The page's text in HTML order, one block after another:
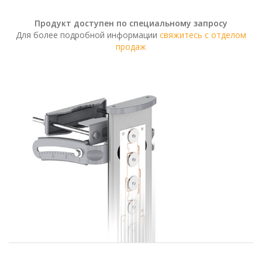
LigoPTP
Infinity
Продукт доступен по специальному запросу
Для более подробной информации свяжитесь с отделом
продаж